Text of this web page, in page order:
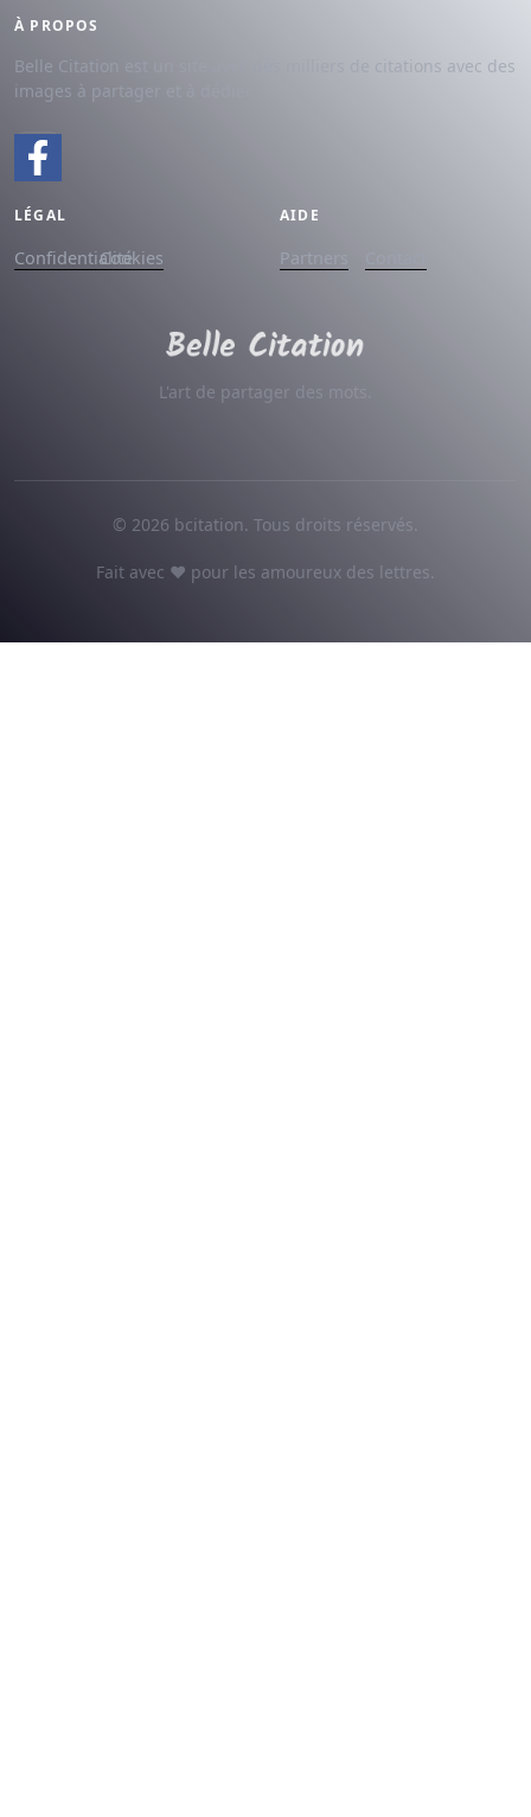
À PROPOS
Belle Citation est un site avec des milliers de citations avec des
images à partager et à dédier.
LÉGAL
ConfidentialitéCookies
AIDE
Partners
L'art de partager des mots.
© 2026 bcitation. Tous droits réservés.
Fait avec ♥ pour les amoureux des lettres.